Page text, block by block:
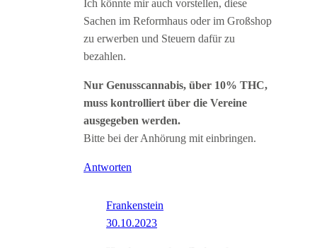
Ich könnte mir auch vorstellen, diese
Sachen im Reformhaus oder im Großshop
zu erwerben und Steuern dafür zu
bezahlen.
Nur Genusscannabis, über 10% THC,
muss kontrolliert über die Vereine
ausgegeben werden.
Bitte bei der Anhörung mit einbringen.
Antworten
Frankenstein
30.10.2023